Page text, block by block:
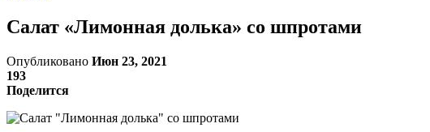
Салат «Лимонная долька» со шпротами
Опубликовано Июн 23, 2021
193
Поделится